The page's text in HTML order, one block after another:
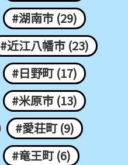
#湖南市 (29)
#近江八幡市 (23)
#日野町 (17)
#米原市 (13)
#愛荘町 (9)
#竜王町 (6)